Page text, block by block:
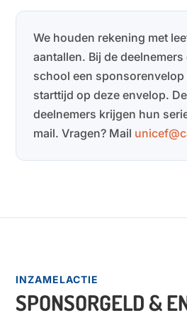
We houden rekening met
aantallen. Bij de
school een
starttijd op deze envelop.
deelnemers krijgen hun
mail. Vragen? Mail
INZAMELACTIE
SPONSORGELD &